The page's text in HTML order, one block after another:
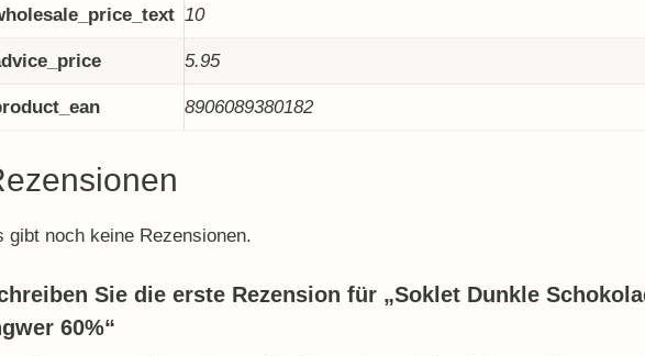
10
5.95
8906089380182
gibt noch keine Rezensionen.
Sie die erste Rezension für „Soklet Dunkle
60%“